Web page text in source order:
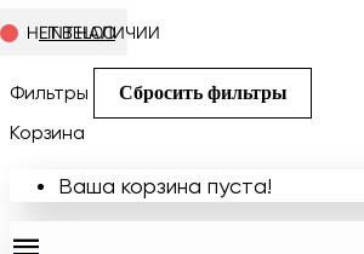
Фильтры Сбросить фильтры
Корзина
Ваша корзина пуста!
LINTELOO
В НАЛИЧИИ
LINTELOO
В НАЛИЧИИ
LINTELOO
НЕТ В НАЛИЧИИ